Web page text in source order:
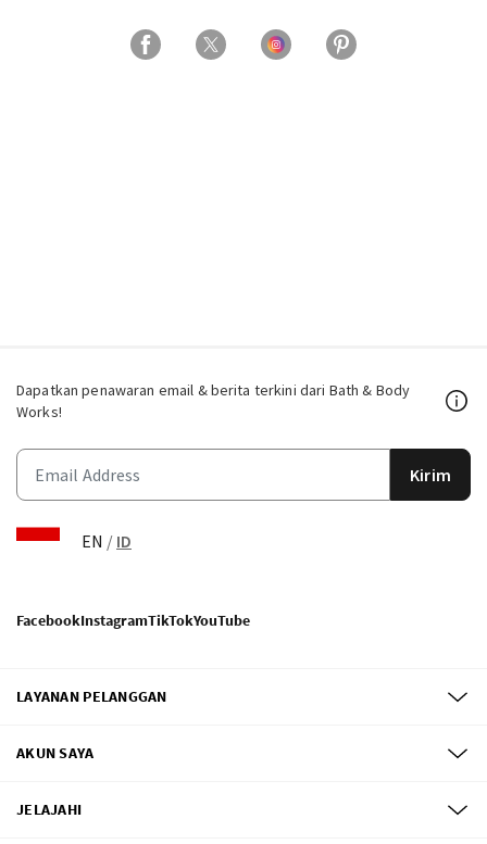
Dapatkan penawaran email & berita terkini dari Bath & Body
Works!
Kirim
EN / ID
FacebookInstagramTikTokYouTube
LAYANAN PELANGGAN
AKUN SAYA
JELAJAHI